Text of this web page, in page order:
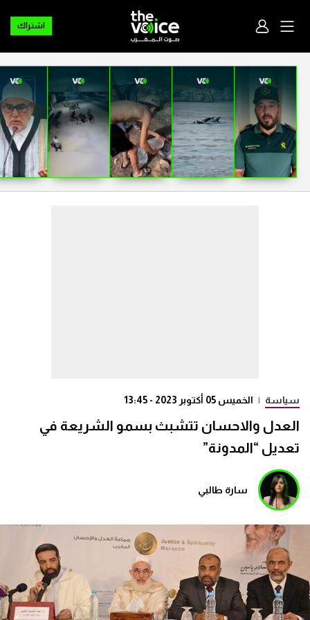
اشتراك
سياسة | الخميس 05 أكتوبر 2023 - 13:45
العدل والاحسان تتشبث بسمو الشريعة في
تعديل “المدونة”
سارة طالبي